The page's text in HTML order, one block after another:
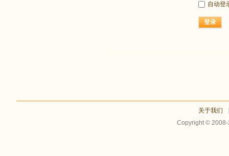
自动登
登录
关于我们
Copyright ©